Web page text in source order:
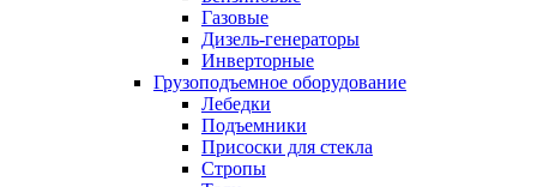
Газовые
Дизель-генераторы
Инверторные
Грузоподъемное оборудование
Лебедки
Подъемники
Присоски для стекла
Стропы